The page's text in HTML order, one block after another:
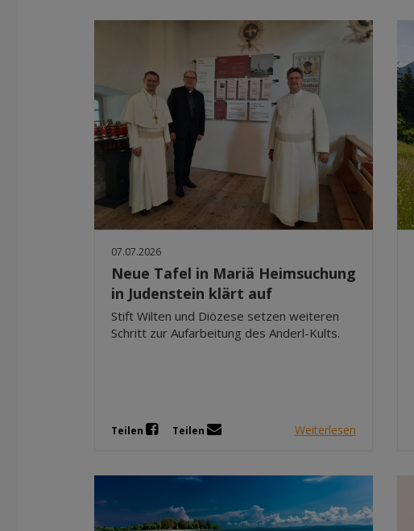
07.07.2026
Neue Tafel in Mariä Heimsuchung
in Judenstein klärt auf
Stift Wilten und Diözese setzen weiteren
Schritt zur Aufarbeitung des Anderl-Kults.
Teilen Teilen Weiterlesen